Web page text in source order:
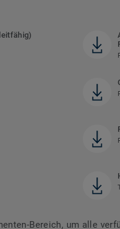
Bereich, um alle